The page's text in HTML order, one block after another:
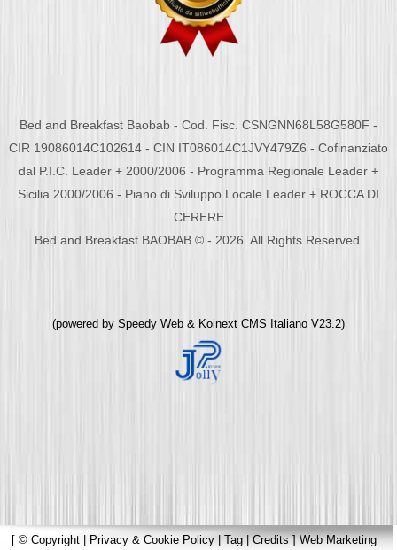
Bed and Breakfast Baobab - Cod. Fisc. CSNGNN68L58G580F -
CIR 19086014C102614 - CIN IT086014C1JVY479Z6 - Cofinanziato
dal P.I.C. Leader + 2000/2006 - Programma Regionale Leader +
Sicilia 2000/2006 - Piano di Sviluppo Locale Leader + ROCCA DI
CERERE
Bed and Breakfast BAOBAB © - 2026. All Rights Reserved.
(powered by Speedy Web & Koinext CMS Italiano V23.2)
[ © Copyright | Privacy & Cookie Policy | Tag|Credits]Web Marketing